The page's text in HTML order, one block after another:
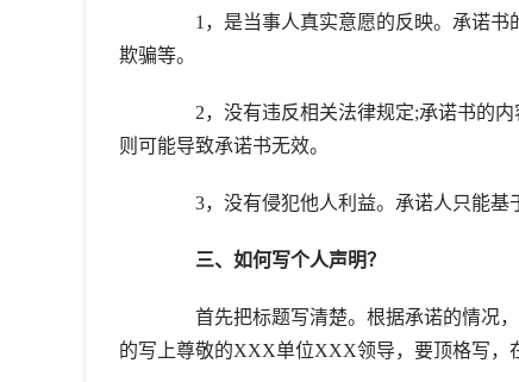
1，是当事人真实意愿的反映。承诺书
欺骗等。
2，没有违反相关法律规定;承诺书的内
则可能导致承诺书无效。
3，没有侵犯他人利益。承诺人只能基
三、如何写个人声明？
首先把标题写清楚。根据承诺的情况，
的写上尊敬的XXX单位XXX领导，要顶格写，